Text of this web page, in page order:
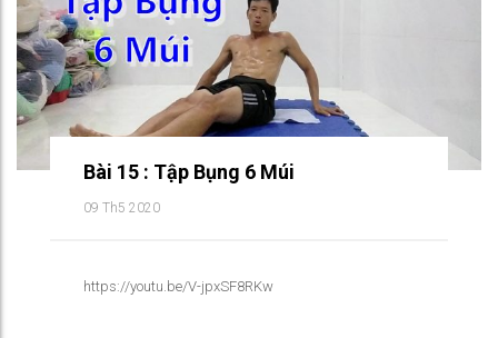
Bài 15 : Tập Bụng 6 Múi
09 Th5 2020
https://youtu.be/V-jpxSF8RKw